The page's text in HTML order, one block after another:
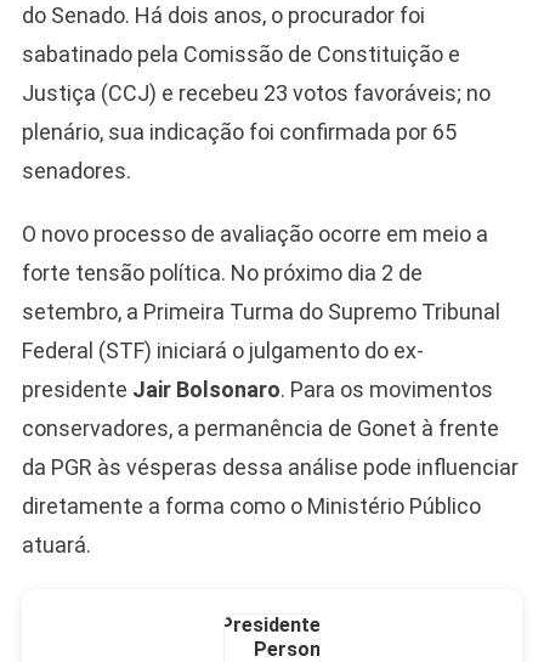
do Senado. Há dois anos, o procurador foi
sabatinado pela Comissão de Constituição e
Justiça (CCJ) e recebeu 23 votos favoráveis; no
plenário, sua indicação foi confirmada por 65
senadores.
O novo processo de avaliação ocorre em meio a
forte tensão política. No próximo dia 2 de
setembro, a Primeira Turma do Supremo Tribunal
Federal (STF) iniciará o julgamento do ex-
presidente Jair Bolsonaro. Para os movimentos
conservadores, a permanência de Gonet à frente
da PGR às vésperas dessa análise pode influenciar
diretamente a forma como o Ministério Público
atuará.
10,00 S/JUROS
R$60,00R$99,00 -39%
Ver no MERCADO
LIVRE
Presidente Porcelana
Personalizada